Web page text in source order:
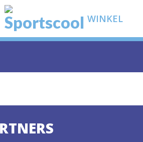
WINKEL